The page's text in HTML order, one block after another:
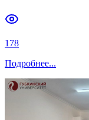
178
Подробнее...